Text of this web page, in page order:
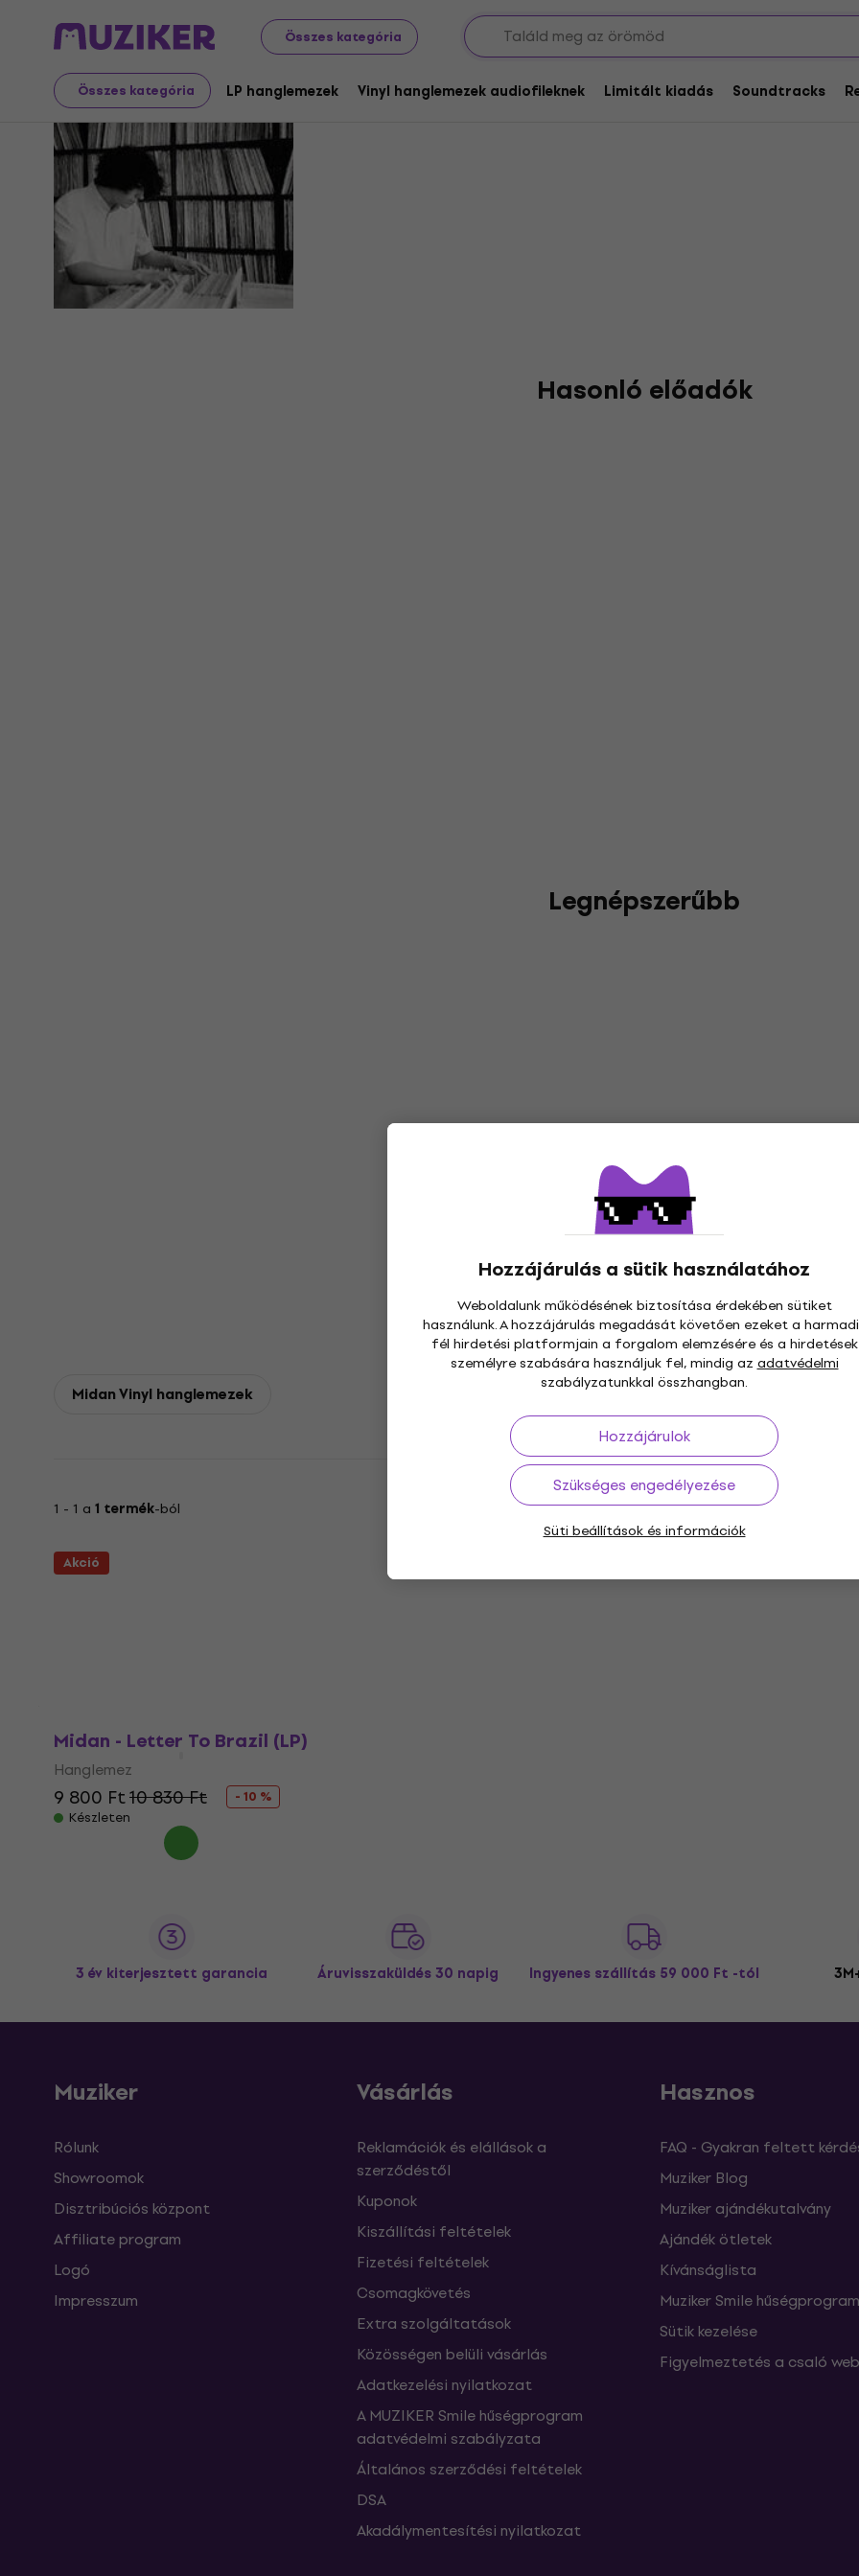
Összes kategória
Összes kategória LP hanglemezek Vinyl hanglemezek audiofileknek Limitált kiadás Soundtracks
Hozzájárulás a sütik használatához
Weboldalunk működésének biztosítása érdekében sütiket
használunk. A hozzájárulás megadását követően ezeket a
fél hirdetési platformjain a forgalom elemzésére és a hirdetések
személyre szabására használjuk fel, mindig az adatvédelmi
szabályzatunkkal összhangban.
Hozzájárulok
Szükséges engedélyezése
Süti beállítások és információk
Midan
Hasonló előadók
Legnépszerűbb
Midan Vinyl hanglemezek
1 - 1 a 1 termék-ból
Akció
Midan - Letter To Brazil (LP)
Hanglemez
9 800 Ft10 830 Ft
- 10 %
Készleten
3 év kiterjesztett garancia Áruvisszaküldés 30 napig Ingyenes szállítás 59 000 Ft -tól
Muziker
Rólunk
Showroomok
Disztribúciós központ
Affiliate program
Logó
Impresszum
Vásárlás
Reklamációk és elállások a
szerződéstől
Kuponok
Kiszállítási feltételek
Fizetési feltételek
Csomagkövetés
Extra szolgáltatások
Közösségen belüli vásárlás
Adatkezelési nyilatkozat
A MUZIKER Smile hűségprogram
adatvédelmi szabályzata
Általános szerződési feltételek
DSA
Akadálymentesítési nyilatkozat
Hasznos
FAQ - Gyakran feltett
Muziker Blog
Muziker ajándékutalvány
Ajándék ötletek
Kívánságlista
Muziker Smile hűségprogram
Sütik kezelése
Figyelmeztetés a csaló